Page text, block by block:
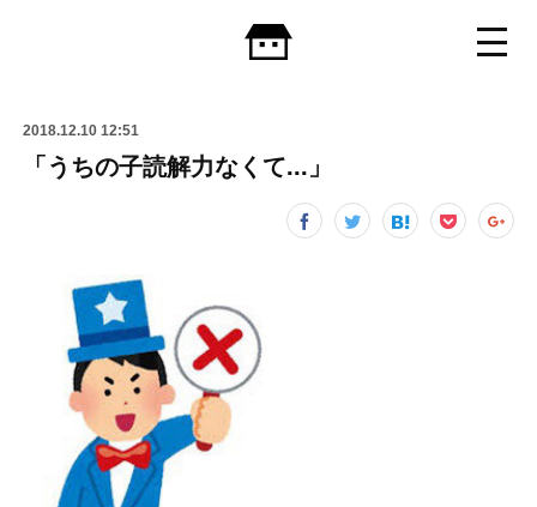
2018.12.10 12:51
「うちの子読解力なくて...」